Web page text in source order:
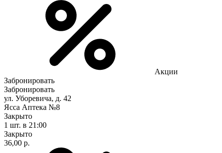
Акции
Забронировать
Забронировать
ул. Уборевича, д. 42
Ясса Аптека №8
Закрыто
1 шт. в 21:00
Закрыто
36,00 р.